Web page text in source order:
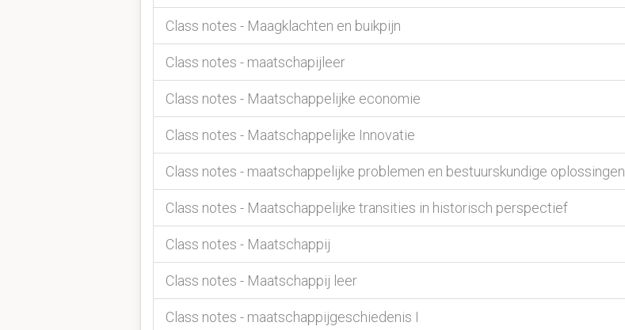
Class notes - Maagklachten en buikpijn
Class notes - maatschapijleer
Class notes - Maatschappelijke economie
Class notes - Maatschappelijke Innovatie
Class notes - maatschappelijke problemen en bestuurskundige oplossingen
Class notes - Maatschappelijke transities in historisch perspectief
Class notes - Maatschappij
Class notes - Maatschappij leer
Class notes - maatschappijgeschiedenis I